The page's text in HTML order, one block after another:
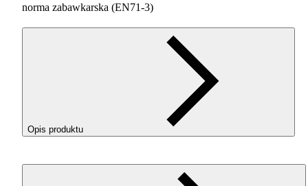
norma zabawkarska (EN71-3)
Opis produktu
Wydruki z filamentuROSA3DPLASilk w kolorze White
(Biały) wyróżniają się eleganckim, jedwabnym połyskiem i